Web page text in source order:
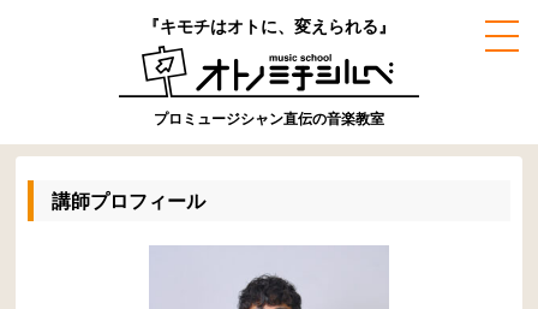
『キモチはオトに、変えられる』
プロミュージシャン直伝の音楽教室
講師プロフィール